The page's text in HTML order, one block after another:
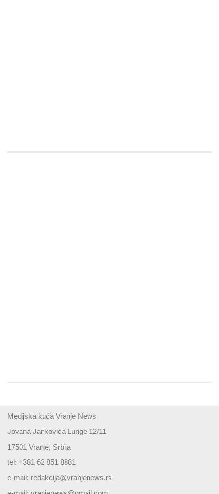
Medijska kuća Vranje News
Jovana Jankovića Lunge 12/11
17501 Vranje, Srbija
tel: +381 62 851 8881
e-mail: redakcija@vranjenews.rs